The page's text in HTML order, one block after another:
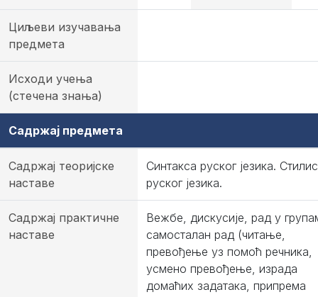
Циљеви изучавања
предмета
Исходи учења
(стечена знања)
Садржај предмета
Садржај теоријске
наставе
Синтакса руског језика.
руског језика.
Садржај практичне
наставе
Вежбе, дискусије, рад у
самосталан рад (читање,
превођење уз помоћ речника,
усмено превођење, израда
домаћих задатака, припрема